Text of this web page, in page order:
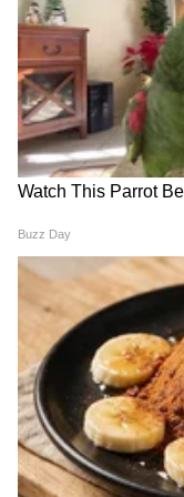
चांदीचा दर
वाढ झाली. या
Thursday Hair Wash:
महिलांनी केस का धुवू
घ्या ज्योतिषशास्त्र आणि
काय आहे नियम